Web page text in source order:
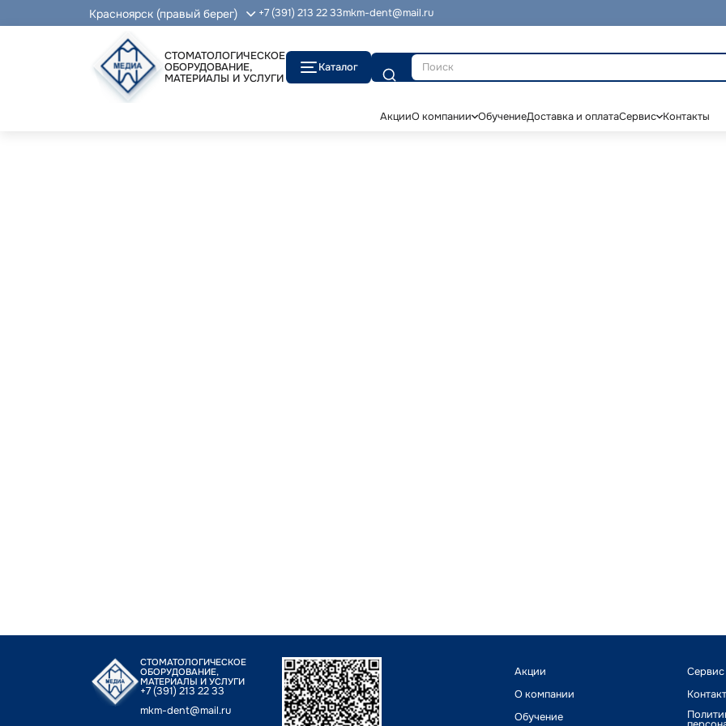
Красноярск (правый берег) +7 (391) 213 22 33mkm-dent@mail.ru
СТОМАТОЛОГИЧЕСКОЕ
ОБОРУДОВАНИЕ,
МАТЕРИАЛЫ И УСЛУГИ
Каталог
Поиск
АкцииО компании ОбучениеДоставка и оплатаСервис Контакты
СТОМАТОЛОГИЧЕСКОЕ
ОБОРУДОВАНИЕ,
МАТЕРИАЛЫ И УСЛУГИ
+7 (391) 213 22 33
mkm-dent@mail.ru
Акции
О компании
Обучение
Сервис